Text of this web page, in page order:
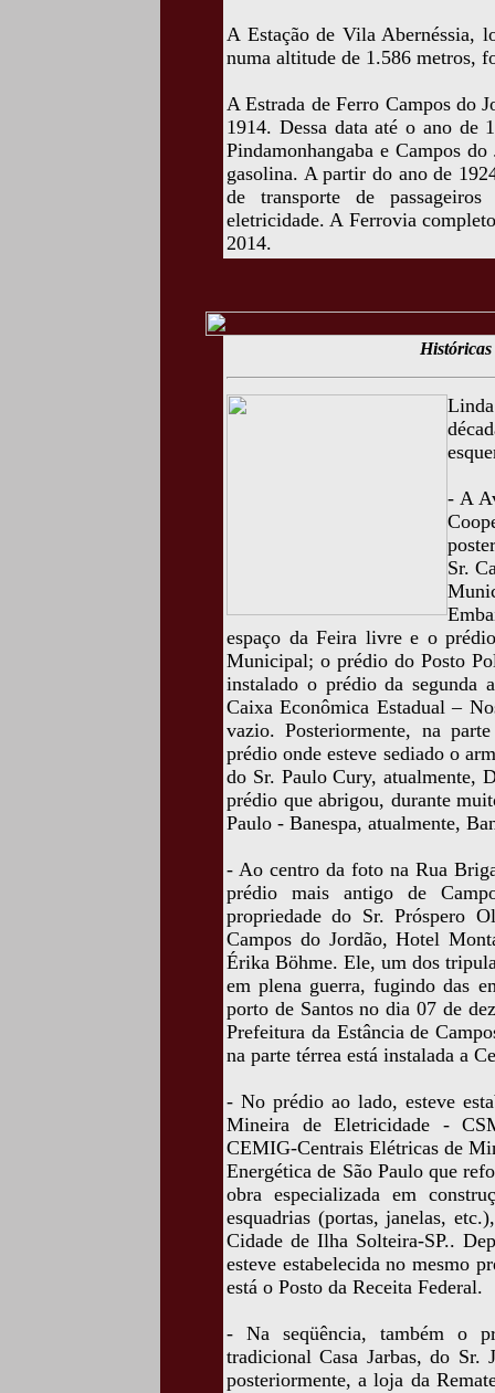
A Estação de Vila Abernéssia,
numa altitude de 1.586 metros,
A Estrada de Ferro Campos do
1914. Dessa data até o ano de
Pindamonhangaba e Campos
gasolina. A partir do ano de
de transporte de
eletricidade. A Ferrovia
2014.
- A
Sr.
espaço da Feira livre e o
Municipal; o prédio do Posto
instalado o prédio da segunda
Caixa Econômica Estadual –
vazio. Posteriormente, na
prédio onde esteve sediado o
do Sr. Paulo Cury, atualmente,
prédio que abrigou, durante
Paulo - Banespa, atualmente,
- Ao centro da foto na Rua
prédio mais antigo de
propriedade do Sr. Próspero
Campos do Jordão, Hotel
Érika Böhme. Ele, um dos
em plena guerra, fugindo das
porto de Santos no dia 07 de
Prefeitura da Estância de
na parte térrea está instalada a
- No prédio ao lado, esteve
Mineira de Eletricidade -
CEMIG-Centrais Elétricas de
Energética de São Paulo que
obra especializada em
esquadrias (portas, janelas,
Cidade de Ilha Solteira-SP..
esteve estabelecida no mesmo
está o Posto da Receita Federal.
- Na seqüência, também o
tradicional Casa Jarbas, do Sr.
posteriormente, a loja da